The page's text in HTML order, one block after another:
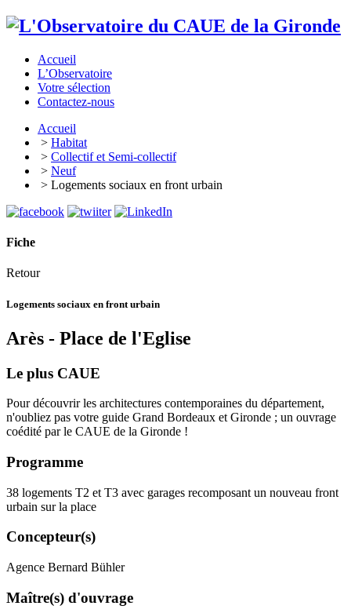
Accueil
L’Observatoire
Votre sélection
Contactez-nous
Accueil
> Habitat
> Collectif et Semi-collectif
> Neuf
> Logements sociaux en front urbain
Fiche
Retour
Logements sociaux en front urbain
Arès - Place de l'Eglise
Le plus CAUE
Pour découvrir les architectures contemporaines du département,
n'oubliez pas votre guide Grand Bordeaux et Gironde ; un ouvrage
coédité par le CAUE de la Gironde !
Programme
38 logements T2 et T3 avec garages recomposant un nouveau front
urbain sur la place
Concepteur(s)
Agence Bernard Bühler
Maître(s) d'ouvrage